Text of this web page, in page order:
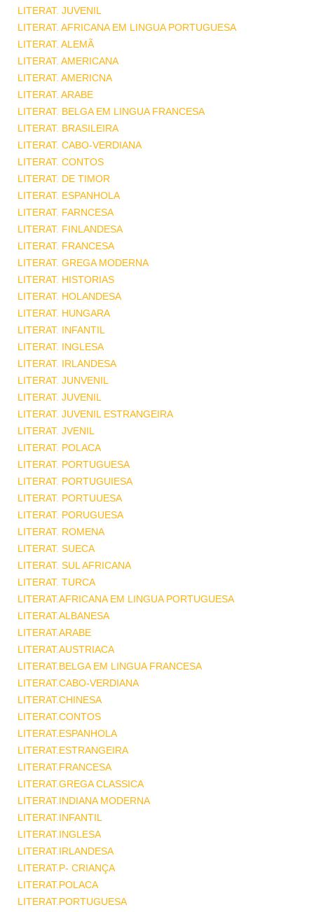
LITERAT. JUVENIL
LITERAT. AFRICANA EM LINGUA PORTUGUESA
LITERAT. ALEMÃ
LITERAT. AMERICANA
LITERAT. AMERICNA
LITERAT. ARABE
LITERAT. BELGA EM LINGUA FRANCESA
LITERAT. BRASILEIRA
LITERAT. CABO-VERDIANA
LITERAT. CONTOS
LITERAT. DE TIMOR
LITERAT. ESPANHOLA
LITERAT. FARNCESA
LITERAT. FINLANDESA
LITERAT. FRANCESA
LITERAT. GREGA MODERNA
LITERAT. HISTORIAS
LITERAT. HOLANDESA
LITERAT. HUNGARA
LITERAT. INFANTIL
LITERAT. INGLESA
LITERAT. IRLANDESA
LITERAT. JUNVENIL
LITERAT. JUVENIL
LITERAT. JUVENIL ESTRANGEIRA
LITERAT. JVENIL
LITERAT. POLACA
LITERAT. PORTUGUESA
LITERAT. PORTUGUIESA
LITERAT. PORTUUESA
LITERAT. PORUGUESA
LITERAT. ROMENA
LITERAT. SUECA
LITERAT. SUL AFRICANA
LITERAT. TURCA
LITERAT.AFRICANA EM LINGUA PORTUGUESA
LITERAT.ALBANESA
LITERAT.ARABE
LITERAT.AUSTRIACA
LITERAT.BELGA EM LINGUA FRANCESA
LITERAT.CABO-VERDIANA
LITERAT.CHINESA
LITERAT.CONTOS
LITERAT.ESPANHOLA
LITERAT.ESTRANGEIRA
LITERAT.FRANCESA
LITERAT.GREGA CLASSICA
LITERAT.INDIANA MODERNA
LITERAT.INFANTIL
LITERAT.INGLESA
LITERAT.IRLANDESA
LITERAT.P- CRIANÇA
LITERAT.POLACA
LITERAT.PORTUGUESA